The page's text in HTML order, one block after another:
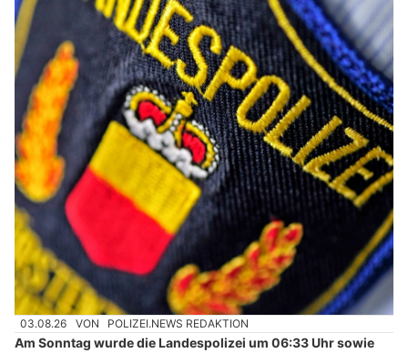
03.08.26 VON POLIZEI.NEWS REDAKTION
Am Sonntag wurde die Landespolizei um 06:33 Uhr sowie